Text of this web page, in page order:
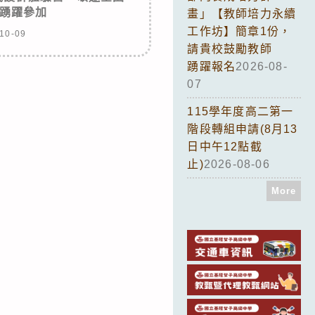
躍參加
09
畫」【教師培力永續
工作坊】簡章1份，
請貴校鼓勵教師
踴躍報名2026-08-
07
115學年度高二第一
階段轉組申請(8月13
日中午12點截
止)2026-08-06
More